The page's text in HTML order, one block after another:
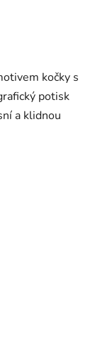
kočky s
potisk
a klidnou